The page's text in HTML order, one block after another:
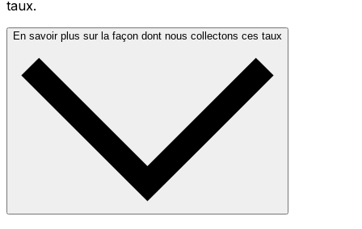
taux.
En savoir plus sur la façon dont nous collectons ces taux